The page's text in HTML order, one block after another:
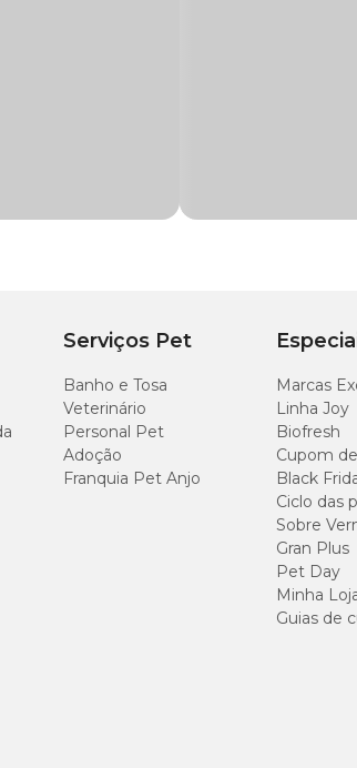
Serviços Pet
Banho e Tosa
Veterinário
Personal Pet
Adoção
Franquia Pet Anjo
Marcas
Linha Joy
Biofresh
Cupom
Black
Ciclo das
Sobre
Gran Plus
Pet Day
Minha
Guias de